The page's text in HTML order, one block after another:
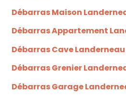
Débarras Maison
Débarras Appartement
Débarras Cave Landerneau
Débarras Grenier
Débarras Garage